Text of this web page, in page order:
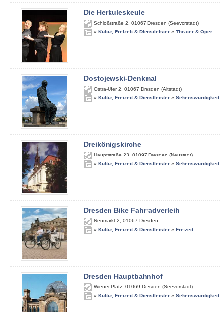
Die Herkuleskeule
Schloßstraße 2 01067 Dresden (Seevorstadt)
» Kultur, Freizeit & Dienstleister » Theater & Oper
Dostojewski-Denkmal
Ostra-Ufer 2 01067 Dresden (Altstadt)
» Kultur, Freizeit & Dienstleister » Sehenswürdigkeit
Dreikönigskirche
Hauptstraße 23 01097 Dresden (Neustadt)
» Kultur, Freizeit & Dienstleister » Sehenswürdigkeit
Dresden Bike Fahrradverleih
Neumarkt 2 01067 Dresden
» Kultur, Freizeit & Dienstleister » Freizeit
Dresden Hauptbahnhof
Wiener Platz 01069 Dresden (Seevorstadt)
» Kultur, Freizeit & Dienstleister » Sehenswürdigkeit